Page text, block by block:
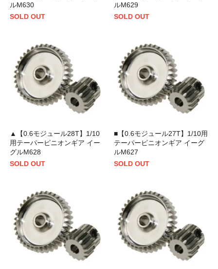
ルM630
SOLD OUT
ルM629
SOLD OUT
▲【0.6モジュール28T】1/10
用テーパーピニオンギア イー
グルM628
SOLD OUT
■【0.6モジュール27T】1/10用
テーパーピニオンギア イーグ
ルM627
SOLD OUT